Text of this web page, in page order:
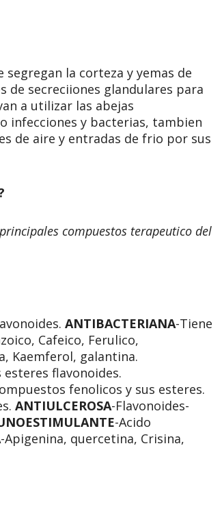
segregan la corteza y yemas de
de secreciiones glandulares para
a utilizar las abejas
infecciones y bacterias, tambien
de aire y entradas de frio por sus
compuestos terapeutico del
ANTIBACTERIANA-Tiene
Cafeico, Ferulico,
Kaemferol, galantina.
esteres flavonoides.
fenolicos y sus esteres.
ANTIULCEROSA-Flavonoides-
-Acido
-Apigenina, quercetina, Crisina,